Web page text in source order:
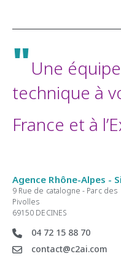
"Une
technique à
France et à
Agence Rhône-Alpes -
9 Rue de catalogne - Parc des
Pivolles
69150 DECINES
04 72 15 88 70
contact@c2ai.com